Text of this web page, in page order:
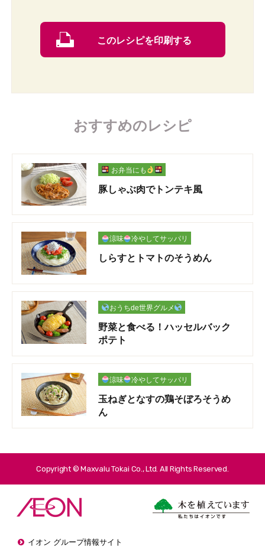
このレシピを印刷する
おすすめのレシピ
お弁当にも
豚しゃぶ肉でトンテキ風
涼味 冷やしてサッパリ
しらすとトマトのそうめん
おうちde世界グルメ
野菜と食べる！ハッセルバック
ポテト
涼味 冷やしてサッパリ
玉ねぎとなすの鶏そぼろそうめ
ん
Copyright © Maxvalu Tokai Co., Ltd. All Rights Reserved.
イオン グループ情報サイト